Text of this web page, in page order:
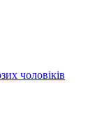
чоловіків